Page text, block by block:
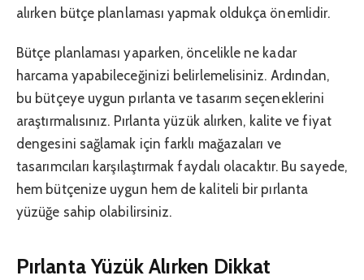
alırken bütçe planlaması yapmak oldukça önemlidir.
Bütçe planlaması yaparken, öncelikle ne kadar
harcama yapabileceğinizi belirlemelisiniz. Ardından,
bu bütçeye uygun pırlanta ve tasarım seçeneklerini
araştırmalısınız. Pırlanta yüzük alırken, kalite ve fiyat
dengesini sağlamak için farklı mağazaları ve
tasarımcıları karşılaştırmak faydalı olacaktır. Bu sayede,
hem bütçenize uygun hem de kaliteli bir pırlanta
yüzüğe sahip olabilirsiniz.
Pırlanta Yüzük Alırken Dikkat